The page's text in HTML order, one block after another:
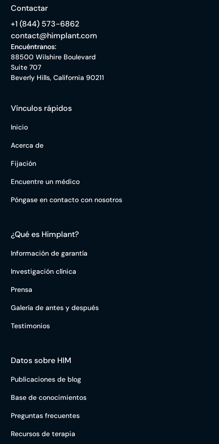
Contactar
+1 (844) 573-6862
contact@himplant.com
Encuéntranos:
88500 Wilshire Boulevard
Suite 707
Beverly Hills, California 90211
Vínculos rápidos
Inicio
Acerca de
Fijación
Encuentre un médico
Póngase en contacto con nosotros
¿Qué es Himplant?
Información de garantía
Investigación clínica
Prensa
Galería de antes y después
Testimonios
Datos sobre HIM
Publicaciones de blog
Base de conocimientos
Preguntas frecuentes
Recursos de terapia